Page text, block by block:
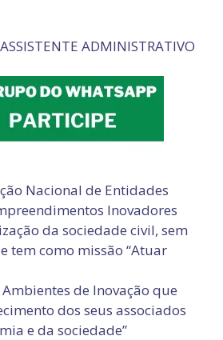
ADMINISTRATIVO
Nacional de Entidades
Inovadores
da sociedade civil, sem
tem como missão “Atuar
de Inovação que
dos seus associados
e da sociedade”